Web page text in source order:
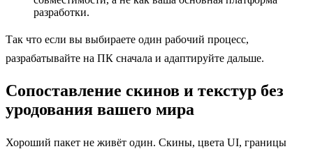
разработки.
Так что если вы выбираете один рабочий процесс,
разрабатывайте на ПК сначала и адаптируйте дальше.
Сопоставление скинов и текстур без
уродования вашего мира
Хороший пакет не живёт один. Скины, цвета UI, границы